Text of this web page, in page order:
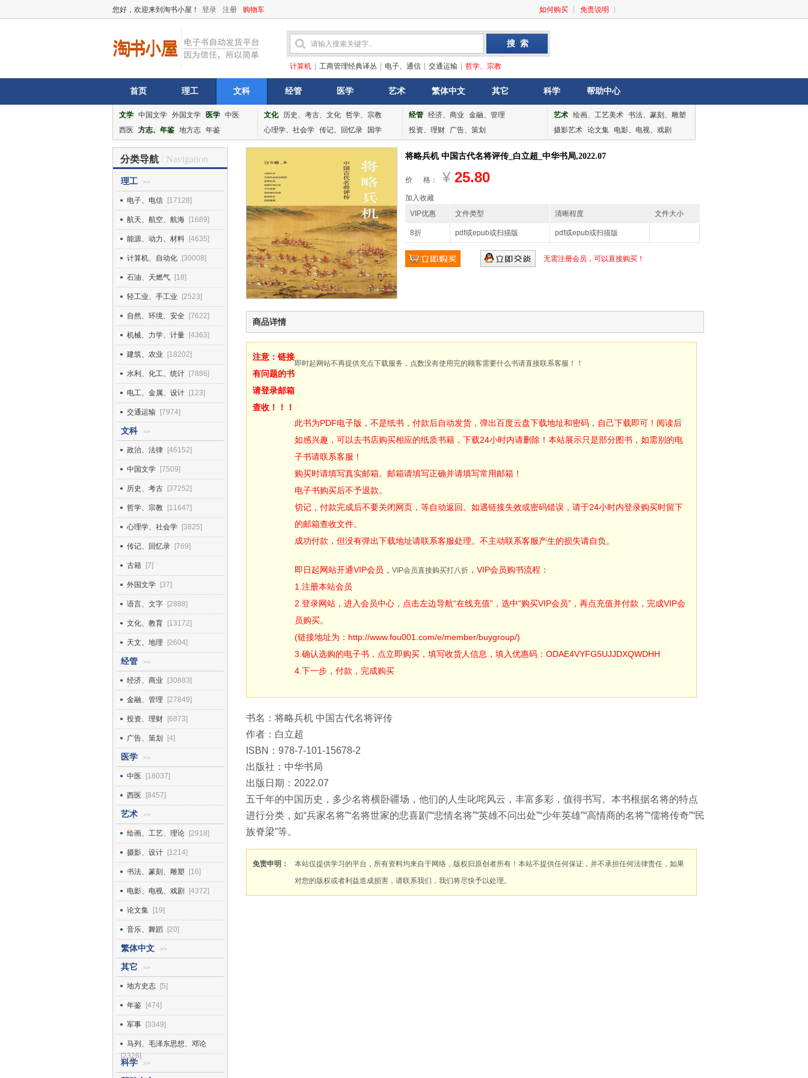
您好，欢迎来到淘书小屋！ 登录 注册 购物车 如何购买 免责说明
计算机 工商管理经典译丛 电子、通信 交通运输 哲学、宗教
首页 理工 文科 经管 医学 艺术 繁体中文 其它 科学 帮助中心
文学 中国文学 外国文学 医学 中医
西医
方志、年鉴 地方志 年鉴
文化 历史、考古、文化 哲学、宗教
心理学、社会学 传记、回忆录 国学
经管 经济、商业
金融、管理
投资、理财
广告、策划
艺术 绘画、工艺美术 书法、篆刻、雕塑
摄影艺术 论文集
电影、电视、戏剧
分类导航 / Navigation
理工 >>
电子、电信 [17128]
航天、航空、航海 [1689]
能源、动力、材料 [4635]
计算机、自动化 [30008]
石油、天燃气 [18]
轻工业、手工业 [2523]
自然、环境、安全 [7622]
机械、力学、计量 [4363]
建筑、农业 [18202]
水利、化工、统计 [7886]
电工、金属、设计 [123]
交通运输 [7974]
文科 >>
政治、法律 [46152]
中国文学 [7509]
历史、考古 [37252]
哲学、宗教 [11647]
心理学、社会学 [3825]
传记、回忆录 [769]
古籍 [7]
外国文学 [37]
语言、文字 [2888]
文化、教育 [13172]
天文、地理 [2604]
经管 >>
经济、商业 [30883]
金融、管理 [27849]
投资、理财 [6873]
广告、策划 [4]
医学 >>
中医 [18037]
西医 [8457]
艺术 >>
绘画、工艺、理论 [2918]
摄影、设计 [1214]
书法、篆刻、雕塑 [16]
电影、电视、戏剧 [4372]
论文集 [19]
音乐、舞蹈 [20]
繁体中文 >>
其它 >>
地方史志 [5]
年鉴 [474]
军事 [3349]
马列、毛泽东思想、邓论
[2326]
科学 >>
将略兵机 中国古代名将评传_白立超_中华书局,2022.07
价 格： ¥ 25.80
加入收藏
VIP优惠
文件类型 清晰程度 文件大小
8折 pdf或epub或扫描版 pdf或epub或扫描版
无需注册会员，可以直接购买！
商品详情
注意：链接
有问题的书
请登录邮箱
查收！！！
即时起网站不再提供充点下载服务，点数没有使用完的顾客需要什么书请直接联系客服！！
此书为PDF电子版，不是纸书，付款后自动发货，弹出百度云盘下载地址和密码，自己下载即可！阅读后
如感兴趣，可以去书店购买相应的纸质书籍，下载24小时内请删除！本站展示只是部分图书，如需别的电
子书请联系客服！
购买时请填写真实邮箱。邮箱请填写正确并请填写常用邮箱！
电子书购买后不予退款。
切记，付款完成后不要关闭网页，等自动返回。如遇链接失效或密码错误，请于24小时内登录购买时留下
的邮箱查收文件。
成功付款，但没有弹出下载地址请联系客服处理。不主动联系客服产生的损失请自负。
即日起网站开通VIP会员， VIP会员直接购买打八折 ，VIP会员购书流程：
1.注册本站会员
2.登录网站，进入会员中心，点击左边导航“在线充值”，选中“购买VIP会员”，再点充值并付款，完成VIP会
员购买。
(链接地址为：http://www.fou001.com/e/member/buygroup/)
3.确认选购的电子书，点立即购买，填写收货人信息，填入优惠码：ODAE4VYFG5UJJDXQWDHH
4.下一步，付款，完成购买
书名：将略兵机 中国古代名将评传
作者：白立超
ISBN：978-7-101-15678-2
出版社：中华书局
出版日期：2022.07
五千年的中国历史，多少名将横卧疆场，他们的人生叱咤风云，丰富多彩，值得书写。本书根据名将的特点
进行分类，如“兵家名将”“名将世家的悲喜剧”“悲情名将”“英雄不问出处”“少年英雄”“高情商的名将”“儒将传奇”“民
族脊梁”等。
免责申明：
本站仅提供学习的平台，所有资料均来自于网络，版权归原创者所有！本站不提供任何保证，并不承担任何法律责任，如果
对您的版权或者利益造成损害，请联系我们，我们将尽快予以处理。